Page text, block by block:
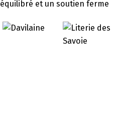
équilibré et un soutien ferme